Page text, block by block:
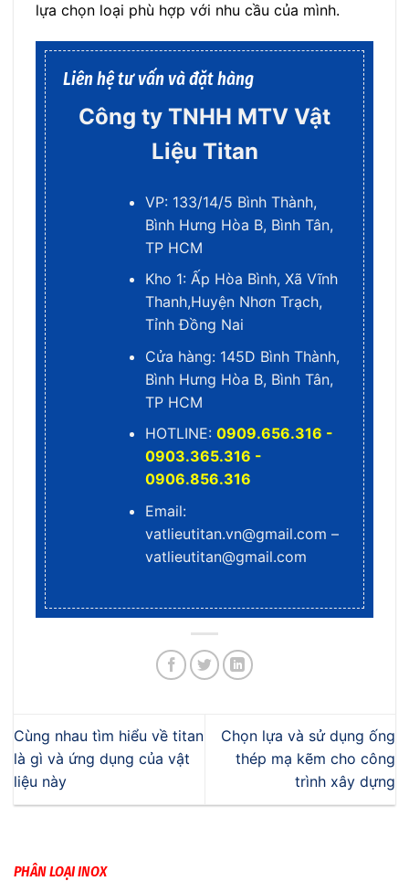
lựa chọn loại phù hợp với nhu cầu của mình.
Liên hệ tư vấn và đặt hàng
Công ty TNHH MTV Vật
Liệu Titan
VP: 133/14/5 Bình Thành,
Bình Hưng Hòa B, Bình Tân,
TP HCM
Kho 1: Ấp Hòa Bình, Xã Vĩnh
Thanh,Huyện Nhơn Trạch,
Tỉnh Đồng Nai
Cửa hàng: 145D Bình Thành,
Bình Hưng Hòa B, Bình Tân,
TP HCM
HOTLINE: 0909.656.316 -
0903.365.316 -
0906.856.316
Email:
vatlieutitan.vn@gmail.com –
vatlieutitan@gmail.com
Cùng nhau tìm hiểu về titan
là gì và ứng dụng của vật
liệu này
Chọn lựa và sử dụng ống
thép mạ kẽm cho công
trình xây dựng
PHÂN LOẠI INOX